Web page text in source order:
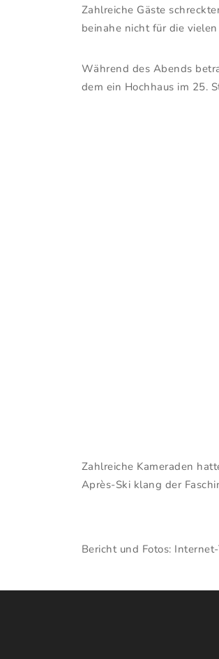
Zahlreiche Gäste
beinahe nicht für die
Während des Abends
dem ein Hochhaus im 25.
Zahlreiche Kameraden
Après-Ski klang der
Bericht und Fotos: Internet-